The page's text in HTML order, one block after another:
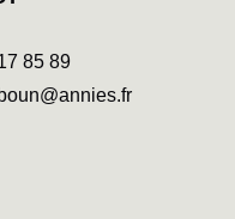
85 89